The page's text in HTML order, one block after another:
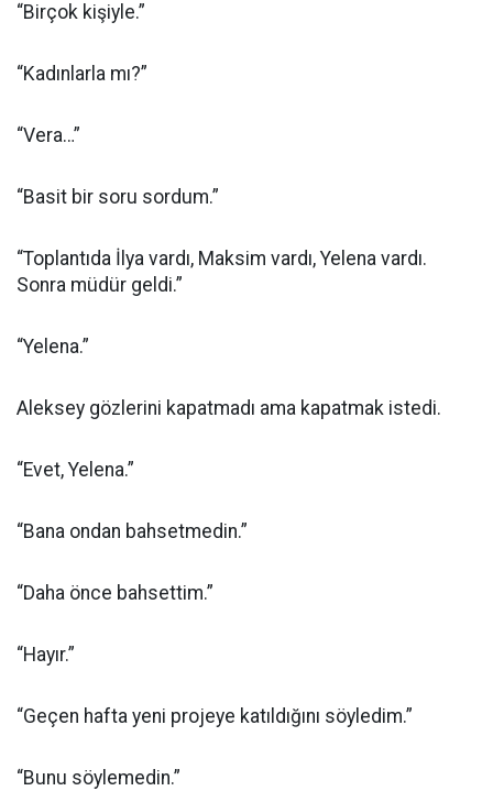
“Birçok kişiyle.”
“Kadınlarla mı?”
“Vera…”
“Basit bir soru sordum.”
“Toplantıda İlya vardı, Maksim vardı, Yelena vardı.
Sonra müdür geldi.”
“Yelena.”
Aleksey gözlerini kapatmadı ama kapatmak istedi.
“Evet, Yelena.”
“Bana ondan bahsetmedin.”
“Daha önce bahsettim.”
“Hayır.”
“Geçen hafta yeni projeye katıldığını söyledim.”
“Bunu söylemedin.”